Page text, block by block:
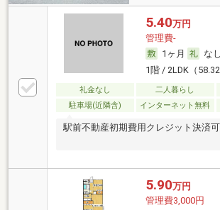
5.40万円
管理費-
1ヶ月
なし
1階 / 2LDK（
礼金なし 二人暮らし
駐車場(近隣含)
インターネット無料
駅前不動産初期費用クレジット決済
5.90万円
管理費3,000円